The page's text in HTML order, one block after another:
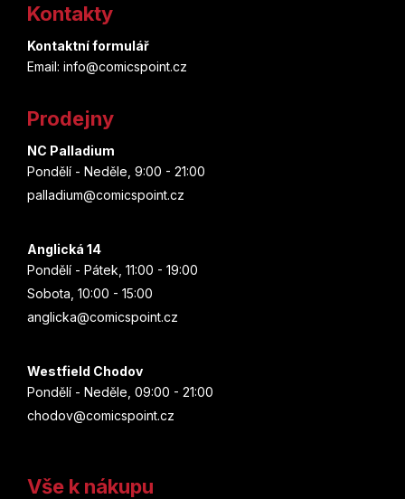
Kontakty
Kontaktní formulář
Email: info@comicspoint.cz
Prodejny
NC Palladium
Pondělí - Neděle, 9:00 - 21:00
palladium@comicspoint.cz
Anglická 14
Pondělí - Pátek, 11:00 - 19:00
Sobota, 10:00 - 15:00
anglicka@comicspoint.cz
Westfield Chodov
Pondělí - Neděle, 09:00 - 21:00
chodov@comicspoint.cz
Vše k nákupu